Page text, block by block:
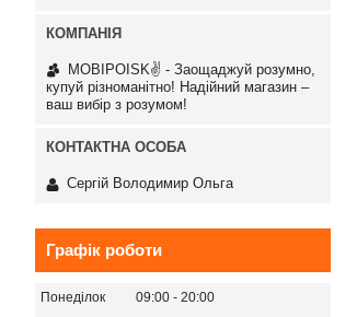
MOBIPOISK✌ - Заощаджуй розумно,
купуй різноманітно! Надійний магазин –
ваш вибір з розумом!
Сергій Володимир Ольга
Графік роботи
Понеділок 09:00
20:00